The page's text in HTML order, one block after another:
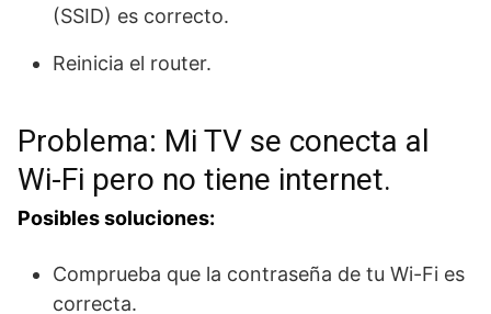
(SSID) es correcto.
Reinicia el router.
Problema: Mi TV se conecta al
Wi-Fi pero no tiene internet.
Posibles soluciones:
Comprueba que la contraseña de tu Wi-Fi es
correcta.